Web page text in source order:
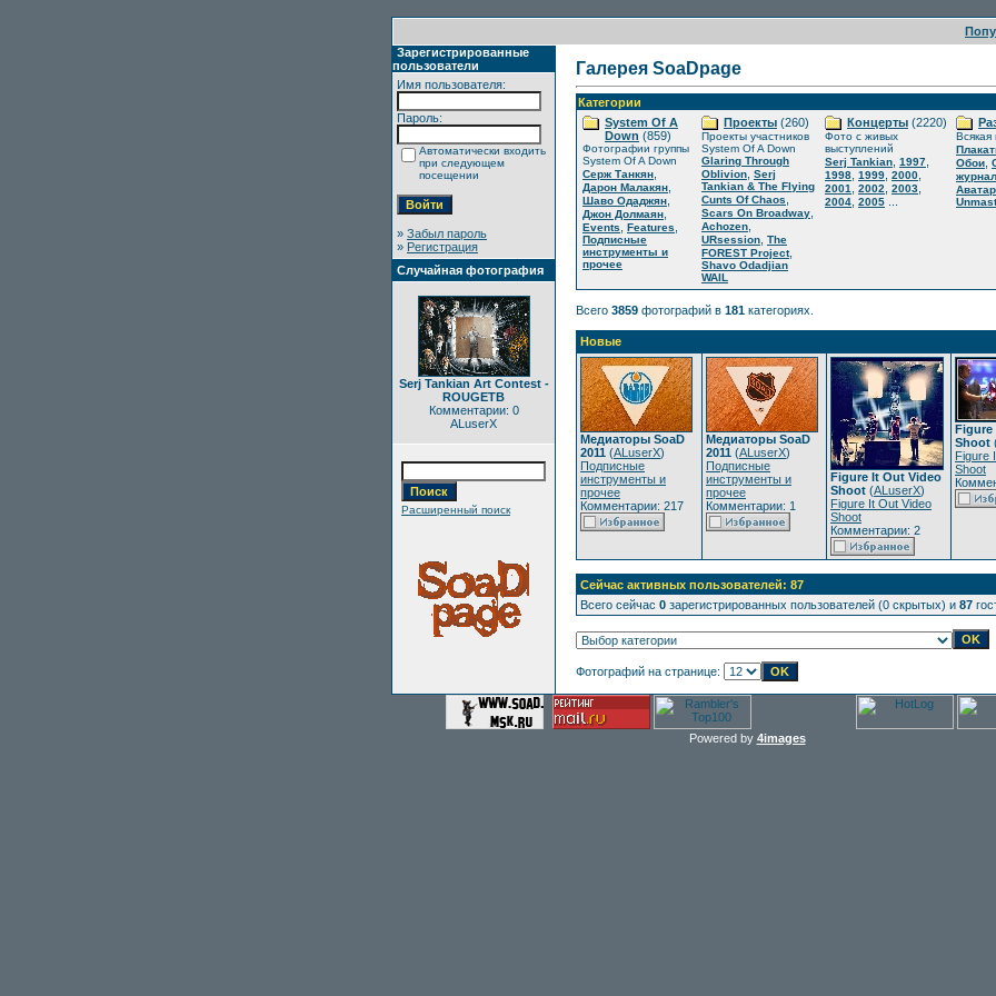
Зарегистрированные
пользователи
Имя пользователя:
Пароль:
Автоматически входить
при следующем
посещении
» Забыл пароль
» Регистрация
Случайная фотография
Serj Tankian Art Contest -
ROUGETB
Комментарии: 0
ALuserX
Расширенный поиск
Галерея SoaDpage
Категории
System Of A
Down (859)
Фотографии группы
System Of A Down
Серж Танкян
Дарон Малакян
Шаво Одаджян
Джон Долмаян
Events Features
Подписные
инструменты и
прочее
Проекты (260)
Проекты участников
System Of A Down
Glaring Through
Oblivion Serj
Tankian & The Flying
Cunts Of Chaos
Scars On Broadway
Achozen
URsession The
FOREST Project,
Shavo Odadjian
WAIL
Концерты (2220)
Фото с живых
выступлений
Serj Tankian 1997
1998 1999 2000
2001 2002 2003
2004 2005
Всякая
Обои
Всего 3859 фотографий в 181 категориях.
Новые
Медиаторы SoaD
2011 (ALuserX)
Подписные
инструменты и
прочее
Комментарии: 217
Медиаторы SoaD
2011 (ALuserX)
Подписные
инструменты и
прочее
Комментарии: 1
Figure It Out Video
Shoot (ALuserX)
Figure It Out Video
Shoot
Комментарии: 2
Figure
Shoot
Figure
Shoot
Сейчас активных пользователей: 87
Всего сейчас 0 зарегистрированных пользователей (0 скрытых) и 87
Фотографий на странице:
Powered by 4images